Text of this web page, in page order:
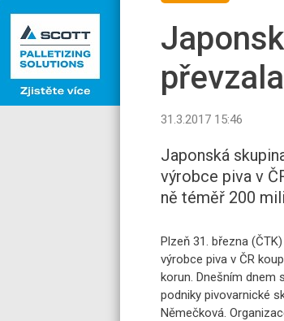
31.3.2017 15:46
Japonská
výrobce piva v
ně téměř 200
Plzeň 31. března
výrobce piva v ČR
korun. Dnešním dnem
podniky pivovarnické
Němečková.